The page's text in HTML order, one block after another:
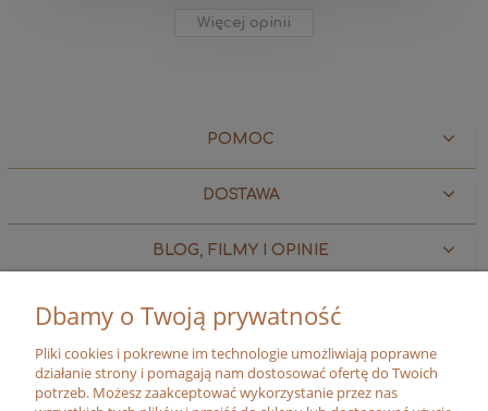
Więcej opinii
POMOC
DOSTAWA
BLOG, FILMY I OPINIE
MOJE KONTO
O FIRMIE
Dbamy o Twoją prywatność
Pliki cookies i pokrewne im technologie umożliwiają poprawne
działanie strony i pomagają nam dostosować ofertę do Twoich
potrzeb. Możesz zaakceptować wykorzystanie przez nas